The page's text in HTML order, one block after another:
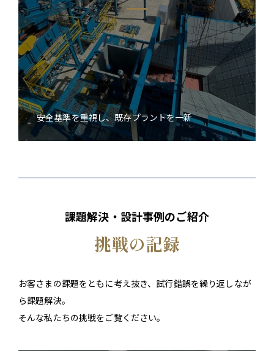
安全基準を重視し、既存プラントを一新
課題解決・設計事例のご紹介
挑戦の記録
お客さまの課題をともに考え抜き、試行錯誤を繰り返しなが
ら課題解決。
そんな私たちの挑戦をご覧ください。